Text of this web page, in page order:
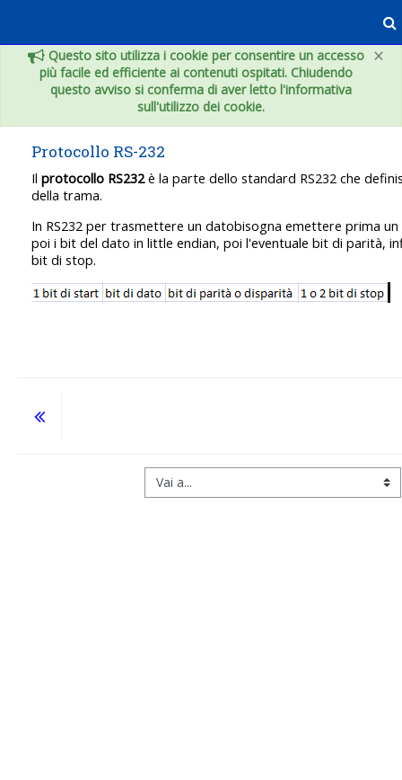
×
Questo sito utilizza i cookie per consentire un accesso
più facile ed efficiente ai contenuti ospitati. Chiudendo
questo avviso si conferma di aver letto l'informativa
sull'utilizzo dei cookie.
Protocollo RS-232
Il protocollo RS232è la parte dello standard RS232 che
della trama.
In RS232 per trasmettere un datobisogna emettere prima
poi i bit del dato in little endian, poi l'eventuale bit di parità,
bit di stop.
Vai a...